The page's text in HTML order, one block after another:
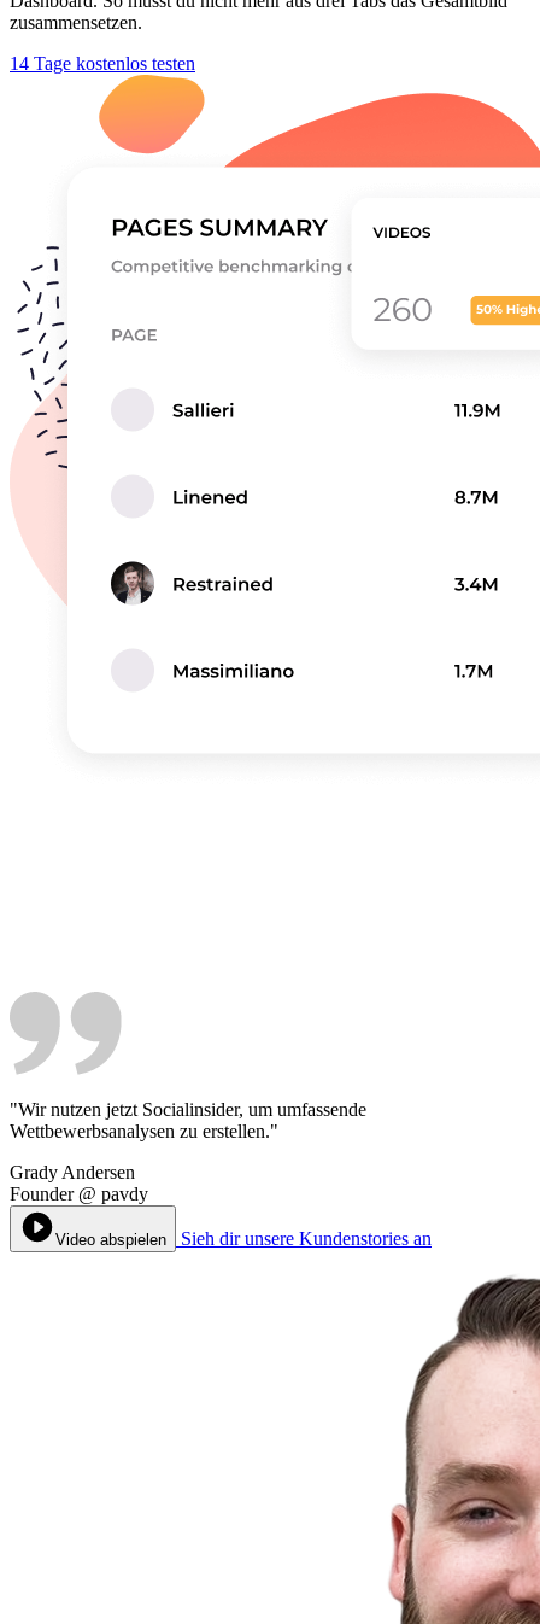
zusammensetzen.
14 Tage kostenlos testen
"Wir nutzen jetzt Socialinsider, um umfassende
Wettbewerbsanalysen zu erstellen."
Grady Andersen
Founder@ pavdy
Video abspielen Sieh dir unsere Kundenstories an